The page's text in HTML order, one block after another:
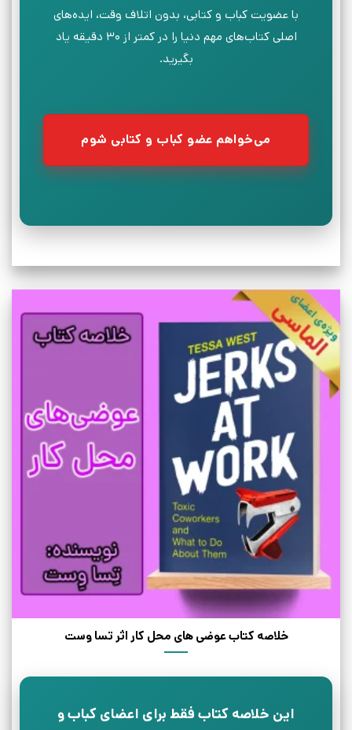
با عضویت کباب و کتابی، بدون اتلاف وقت، ایده‌های
اصلی کتاب‌های مهم دنیا را در کمتر از ۳۰ دقیقه یاد
بگیرید.
می‌خواهم عضو کباب و کتابی شوم
خلاصه کتاب عوضی های محل کار اثر تسا وست
این خلاصه کتاب فقط برای اعضای کباب و